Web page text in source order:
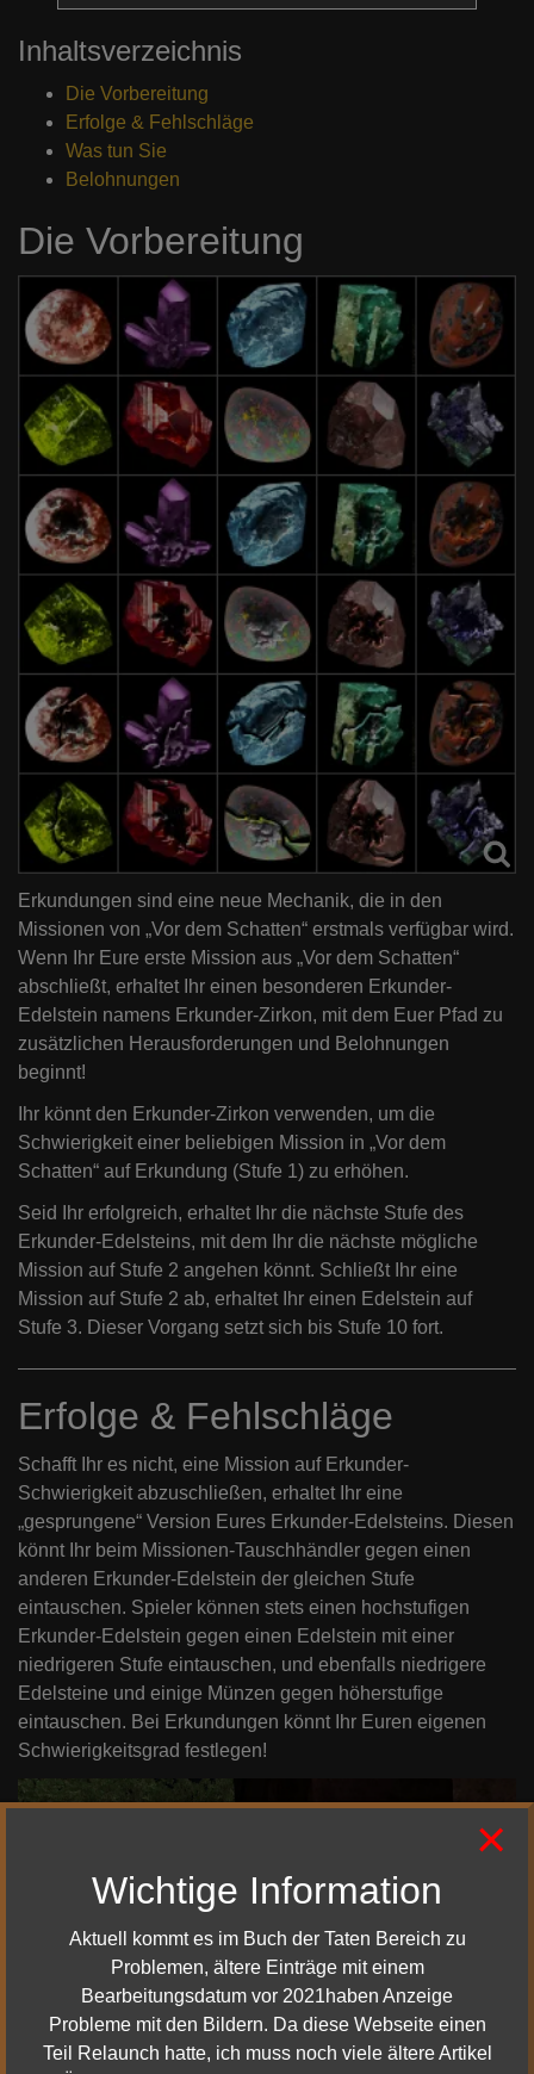
Inhaltsverzeichnis
Die Vorbereitung
Erfolge & Fehlschläge
Was tun Sie
Belohnungen
Die Vorbereitung
Erkundungen sind eine neue Mechanik, die in den
Missionen von „Vor dem Schatten“ erstmals verfügbar wird.
Wenn Ihr Eure erste Mission aus „Vor dem Schatten“
abschließt, erhaltet Ihr einen besonderen Erkunder-
Edelstein namens Erkunder-Zirkon, mit dem Euer Pfad zu
zusätzlichen Herausforderungen und Belohnungen
beginnt!
Ihr könnt den Erkunder-Zirkon verwenden, um die
Schwierigkeit einer beliebigen Mission in „Vor dem
Schatten“ auf Erkundung (Stufe 1) zu erhöhen.
Seid Ihr erfolgreich, erhaltet Ihr die nächste Stufe des
Erkunder-Edelsteins, mit dem Ihr die nächste mögliche
Mission auf Stufe 2 angehen könnt. Schließt Ihr eine
Mission auf Stufe 2 ab, erhaltet Ihr einen Edelstein auf
Stufe 3. Dieser Vorgang setzt sich bis Stufe 10 fort.
Erfolge & Fehlschläge
Schafft Ihr es nicht, eine Mission auf Erkunder-
Schwierigkeit abzuschließen, erhaltet Ihr eine
„gesprungene“ Version Eures Erkunder-Edelsteins. Diesen
könnt Ihr beim Missionen-Tauschhändler gegen einen
anderen Erkunder-Edelstein der gleichen Stufe
eintauschen. Spieler können stets einen hochstufigen
Erkunder-Edelstein gegen einen Edelstein mit einer
niedrigeren Stufe eintauschen, und ebenfalls niedrigere
Edelsteine und einige Münzen gegen höherstufige
eintauschen. Bei Erkundungen könnt Ihr Euren eigenen
Schwierigkeitsgrad festlegen!
×
Wichtige Information
Aktuell kommt es im Buch der Taten Bereich zu
Problemen, ältere Einträge mit einem
Bearbeitungsdatum vor 2021haben Anzeige
Probleme mit den Bildern. Da diese Webseite einen
Teil Relaunch hatte, ich muss noch viele ältere Artikel